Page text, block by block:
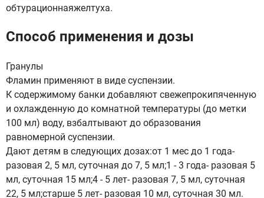
обтурационнаяжелтуха.
Способ применения и дозы
Гранулы
Фламин применяют в виде суспензии.
К содержимому банки добавляют свежепрокипяченную
и охлажденную до комнатной температуры (до метки
100 мл) воду, взбалтывают до образования
равномерной суспензии.
Дают детям в следующих дозах:от 1 мес до 1 года-
разовая 2, 5 мл, суточная до 7, 5 мл;1 - 3 года- разовая 5
мл, суточная 15 мл;4 - 5 лет- разовая 7, 5 мл, суточная
22, 5 мл;старше 5 лет- разовая 10 мл, суточная 30 мл.